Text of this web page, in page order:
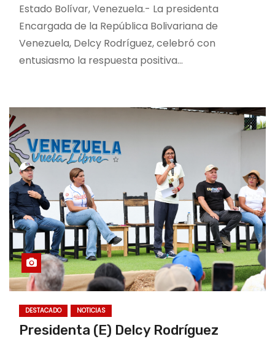
Estado Bolívar, Venezuela.- La presidenta
Encargada de la República Bolivariana de
Venezuela, Delcy Rodríguez, celebró con
entusiasmo la respuesta positiva…
DESTACADO NOTICIAS
Presidenta (E) Delcy Rodríguez